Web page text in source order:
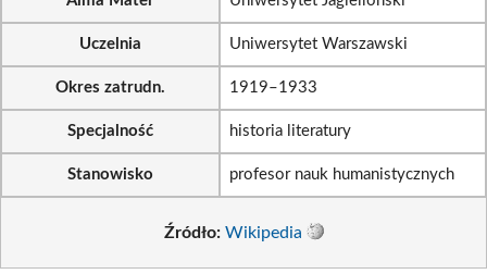
Uczelnia Uniwersytet Warszawski
Okres zatrudn. 1919–1933
Specjalność historia literatury
Stanowisko profesor nauk humanistycznych
Źródło: Wikipedia